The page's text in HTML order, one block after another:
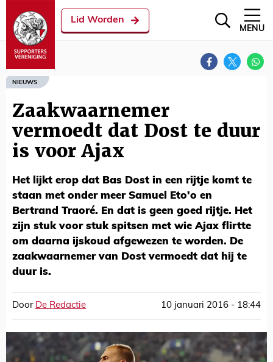
Lid Worden
MENU
NIEUWS
Zaakwaarnemer
vermoedt dat Dost te duur
is voor Ajax
Het lijkt erop dat Bas Dost in een rijtje komt te
staan met onder meer Samuel Eto'o en
Bertrand Traoré. En dat is geen goed rijtje. Het
zijn stuk voor stuk spitsen met wie Ajax flirtte
om daarna ijskoud afgewezen te worden. De
zaakwaarnemer van Dost vermoedt dat hij te
duur is.
Door De Redactie 10 januari 2016 - 18:44